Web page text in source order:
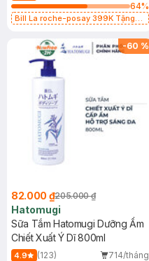
64%
Bill La roche-posay 399K Tặng
(SL có hạn)
-60 %
82.000 ₫205.000 ₫
Hatomugi
Sữa Tắm Hatomugi Dưỡng Ẩm
Chiết Xuất Ý Dĩ 800ml
4.9 (123)
714/tháng